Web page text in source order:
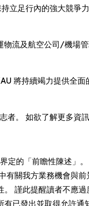
立足行內的強大競爭
流及航空公司/機
將持續竭力提供全
者。 如欲了解更多資訊
的「前瞻性陳述」
關我方業務機會與
謹此提醒讀者不應
已發出並取得允許